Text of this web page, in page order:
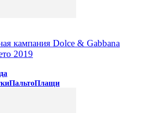
кампания Dolce & Gabbana
2019
ПальтоПлащи